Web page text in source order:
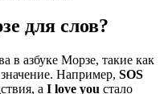
для слов?
в азбуке Морзе, такие как
Например, SOS
а I love you стало